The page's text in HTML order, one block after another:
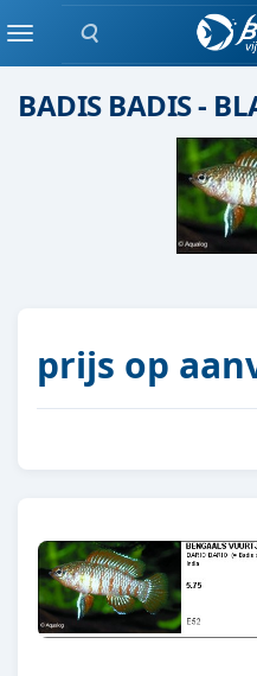
Zoeken
MenuGroepen vis
BADIS BADIS -
prijs op